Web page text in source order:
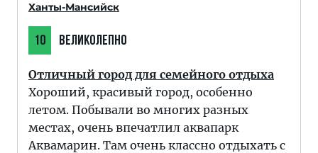
Ханты-Мансийск
10 ВЕЛИКОЛЕПНО
Отличный город для семейного отдыха
Хороший, красивый город, особенно
летом. Побывали во многих разных
местах, очень впечатлил аквапарк
Аквамарин. Там очень классно отдыхать с